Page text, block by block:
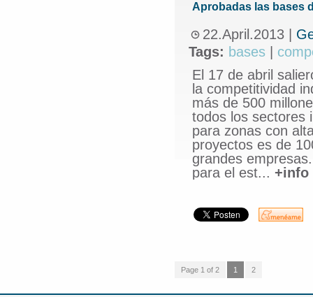
Aprobadas las bases
22.April.2013
Tags: bases
El 17 de abril
la competitividad
más de 500
todos los sectores
para zonas con
proyectos es de
grandes
para el est... +info
Page 1 of 2 1 2